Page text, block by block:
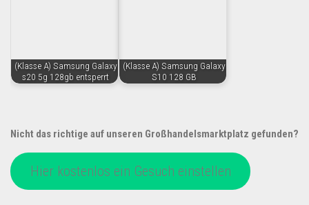
(Klasse A) Samsung Galaxy
s20 5g 128gb entsperrt
(Klasse A) Samsung Galaxy
S10 128 GB
Nicht das richtige auf unseren Großhandelsmarktplatz gefunden?
Hier kostenlos ein Gesuch einstellen